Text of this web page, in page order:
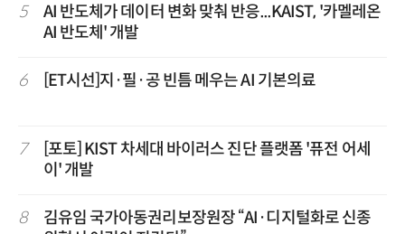
5
AI 반도체가 데이터 변화 맞춰 반응...KAIST, '카멜레온
AI 반도체' 개발
6 [ET시선]지·필·공 빈틈 메우는 AI 기본의료
7
[포토] KIST 차세대 바이러스 진단 플랫폼 '퓨전 어세
이' 개발
8
김유임 국가아동권리보장원장 “AI·디지털화로 신종